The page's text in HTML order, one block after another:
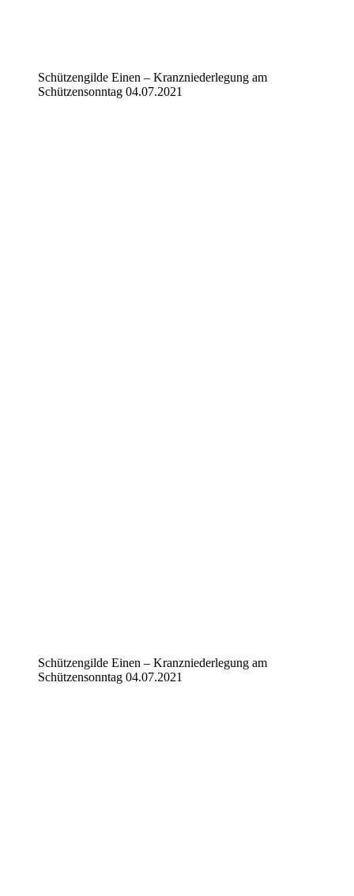
Schützengilde Einen – Kranzniederlegung am
Schützensonntag 04.07.2021
Schützengilde Einen – Kranzniederlegung am
Schützensonntag 04.07.2021